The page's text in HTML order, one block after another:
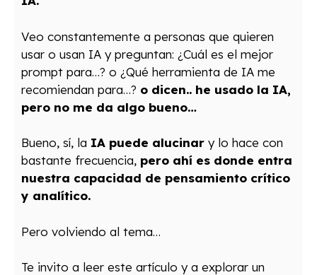
Veo constantemente a personas que quieren
usar o usan IA y preguntan: ¿Cuál es el mejor
prompt para…? o ¿Qué herramienta de IA me
recomiendan para…? o dicen.. he usado la IA,
pero no me da algo bueno…
Bueno, sí, la IA puede alucinar y lo hace con
bastante frecuencia, pero ahí es donde entra
nuestra capacidad de pensamiento crítico
y analítico.
Pero volviendo al tema…
Te invito a leer este artículo y a explorar un